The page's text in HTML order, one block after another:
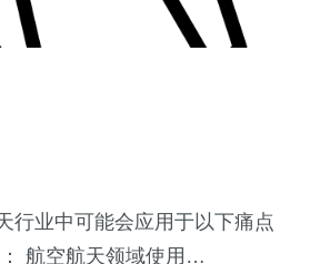
行业中可能会应用于以下痛点
航空航天领域使用…